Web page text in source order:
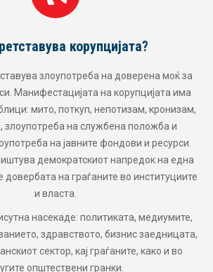
на Транспаренси Интернешнл –
Македонија
Интернешнл – Македонија постојано се
и закони коишто ќе го променат системот,
и оневозможат корупцијата. Како дел од
коалиција за борба против корупцијата
Интернешнл постојано гради коалиции
партнери и организации за да ја
за општество и систем слободни од
граѓанска свест, како и охрабрување на
сите засегнати страни да се спротивстават
Целта на Транспаренси Интернешнл –
е воспоставување на систем на